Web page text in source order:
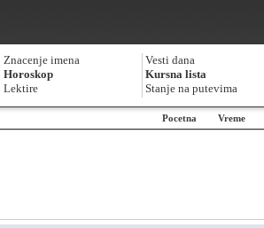
Znacenje imena
Horoskop
Lektire
Vesti dana
Kursna lista
Stanje na putevima
Pocetna Vreme